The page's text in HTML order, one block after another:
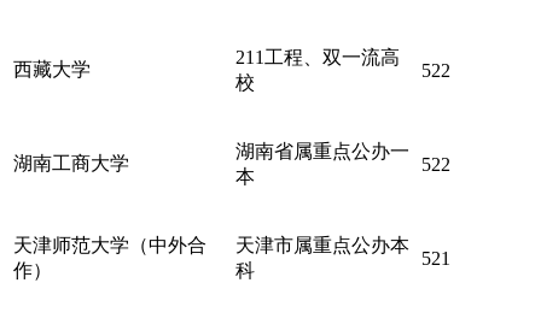
西藏大学
211工程、双一流高
校
522
湖南工商大学
湖南省属重点公办一
本
522
天津师范大学（中外合
作）
天津市属重点公办本
科
521